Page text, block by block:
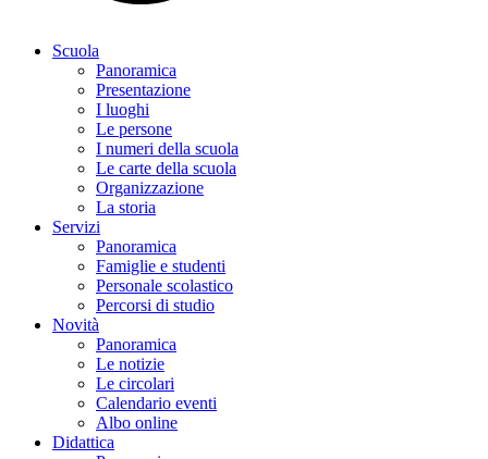
Scuola
Panoramica
Presentazione
I luoghi
Le persone
I numeri della scuola
Le carte della scuola
Organizzazione
La storia
Servizi
Panoramica
Famiglie e studenti
Personale scolastico
Percorsi di studio
Novità
Panoramica
Le notizie
Le circolari
Calendario eventi
Albo online
Didattica